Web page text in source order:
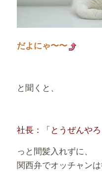
だよにゃ〜〜
と聞くと、
社長：「とうぜんやろ
っと間髪入れずに、
関西弁でオッチャンは